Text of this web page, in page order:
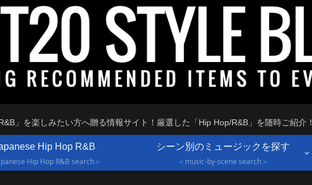
」を楽しみたい方へ贈る情報サイト！厳選した「Hip Hop/R&B」を随時ご紹介！
Hip Hop R&B
Hip Hop R&B search＞
シーン別のミュージックを探す
＜music-by-scene search＞